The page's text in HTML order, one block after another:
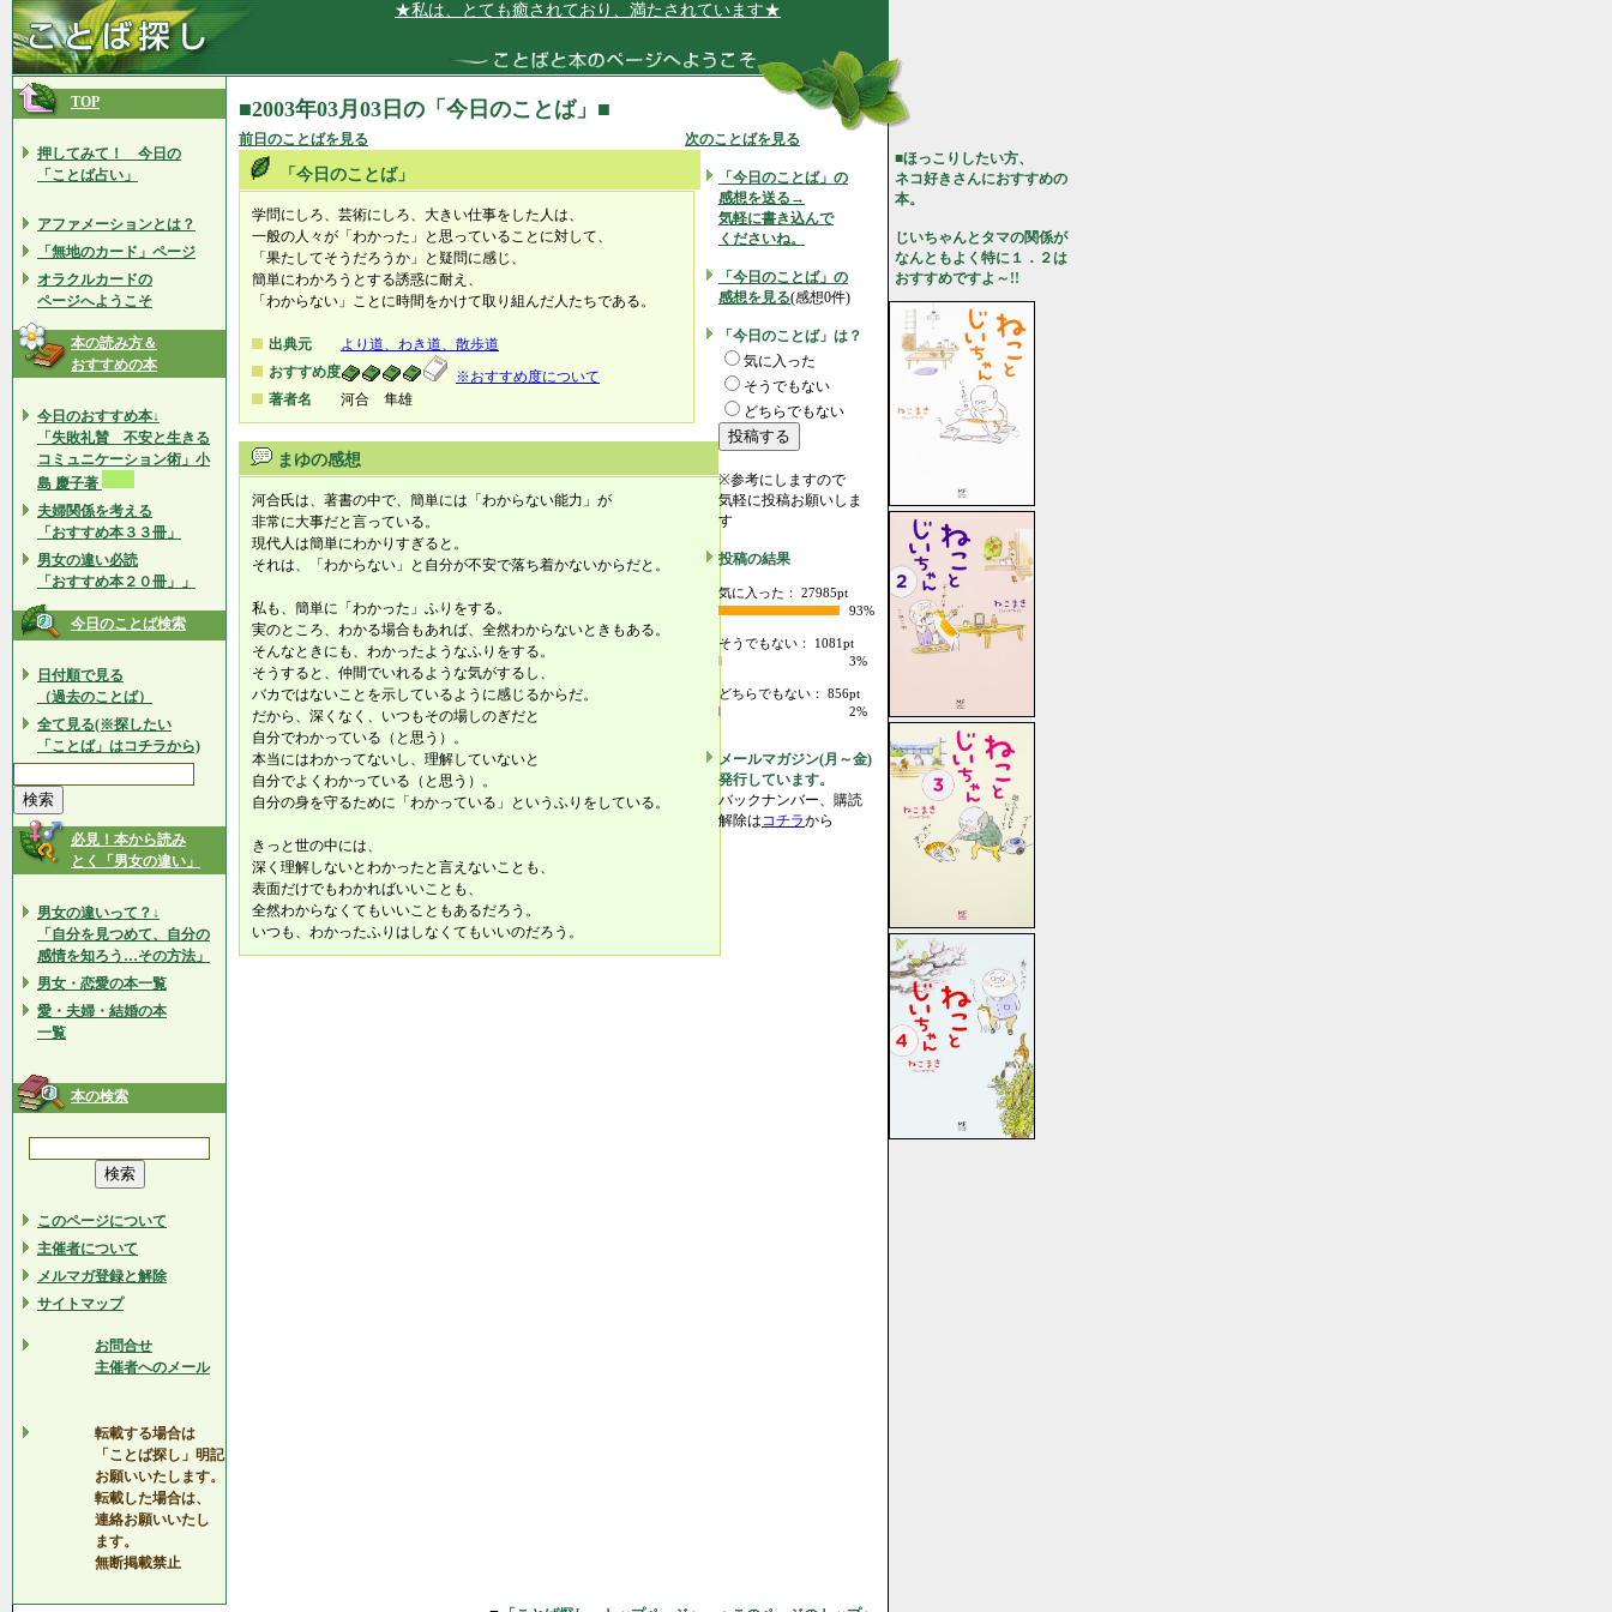
★私は、とても癒されており、満たされています★
TOP
押してみて！ 今日の
「ことば占い」
アファメーションとは？
「無地のカード」ページ
オラクルカードの
ページへようこそ
本の読み方＆
おすすめの本
今日のおすすめ本↓
「失敗礼賛 不安と生きる
コミュニケーション術」小
島 慶子著
夫婦関係を考える
「おすすめ本３３冊」
男女の違い必読
「おすすめ本２０冊」」
今日のことば検索
日付順で見る
（過去のことば）
全て見る(※探したい
「ことば」はコチラから)
必見！本から読み
とく「男女の違い」
男女の違いって？↓
「自分を見つめて、自分の
感情を知ろう…その方法」
男女・恋愛の本一覧
愛・夫婦・結婚の本
一覧
本の検索
このページについて
主催者について
メルマガ登録と解除
サイトマップ
お問合せ
主催者へのメール
転載する場合は
「ことば探し」明記
お願いいたします。
転載した場合は、
連絡お願いいたし
ます。
無断掲載禁止
■2003年03月03日の「今日のことば」■
前日のことばを見る 次のことばを見る
「今日のことば」
学問にしろ、芸術にしろ、大きい仕事をした人は、
一般の人々が「わかった」と思っていることに対して、
「果たしてそうだろうか」と疑問に感じ、
簡単にわかろうとする誘惑に耐え、
「わからない」ことに時間をかけて取り組んだ人たちである。
出典元
より道、わき道、散歩道
おすすめ度
※おすすめ度について
著者名
河合 隼雄
まゆの感想
河合氏は、著書の中で、簡単には「わからない能力」が
非常に大事だと言っている。
現代人は簡単にわかりすぎると。
それは、「わからない」と自分が不安で落ち着かないからだと。
私も、簡単に「わかった」ふりをする。
実のところ、わかる場合もあれば、全然わからないときもある。
そんなときにも、わかったようなふりをする。
そうすると、仲間でいれるような気がするし、
バカではないことを示しているように感じるからだ。
だから、深くなく、いつもその場しのぎだと
自分でわかっている（と思う）。
本当にはわかってないし、理解していないと
自分でよくわかっている（と思う）。
自分の身を守るために「わかっている」というふりをしている。
きっと世の中には、
深く理解しないとわかったと言えないことも、
表面だけでもわかればいいことも、
全然わからなくてもいいこともあるだろう。
いつも、わかったふりはしなくてもいいのだろう。
「今日のことば」の
感想を送る→
気軽に書き込んで
くださいね。
「今日のことば」の
感想を見る(感想0件)
「今日のことば」は？
気に入った
そうでもない
どちらでもない
※参考にしますので
気軽に投稿お願いしま
す
投稿の結果
気に入った： 27985pt
93%
そうでもない： 1081pt
3%
どちらでもない： 856pt
2%
メールマガジン(月～金)
発行しています。
バックナンバー、購読
解除はコチラから
■ほっこりしたい方、
ネコ好きさんにおすすめの
本。
じいちゃんとタマの関係が
なんともよく特に１．２は
おすすめですよ～!!